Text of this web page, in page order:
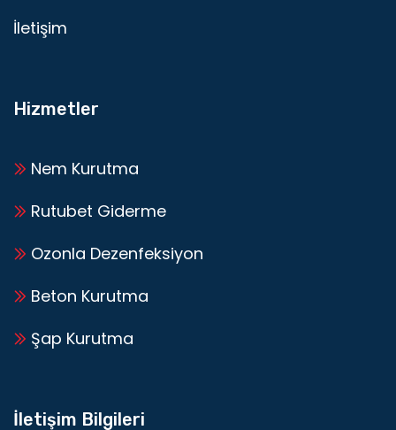
İletişim
Hizmetler
Nem Kurutma
Rutubet Giderme
Ozonla Dezenfeksiyon
Beton Kurutma
Şap Kurutma
İletişim Bilgileri